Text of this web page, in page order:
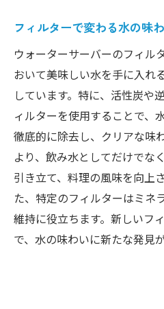
フィルターで変わる水の味
ウォーターサーバーのフィル
おいて美味しい水を手に入れ
しています。特に、活性炭や
ィルターを使用することで、
徹底的に除去し、クリアな味
より、飲み水としてだけでな
引き立て、料理の風味を向上
た、特定のフィルターはミネ
維持に役立ちます。新しいフ
で、水の味わいに新たな発見